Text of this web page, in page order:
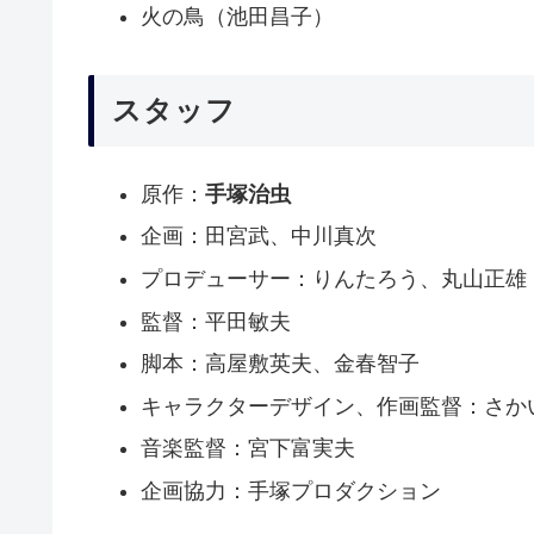
火の鳥（池田昌子）
スタッフ
原作： 手塚治虫
企画：田宮武、中川真次
プロデューサー：りんたろう、丸山正雄
監督：平田敏夫
脚本：高屋敷英夫、金春智子
キャラクターデザイン、作画監督：さか
音楽監督：宮下富実夫
企画協力：手塚プロダクション